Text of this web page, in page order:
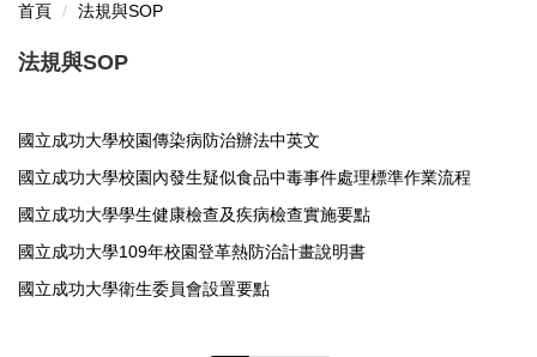
最新消息
行事曆
健康促進
健康餐飲
首頁 法規與SOP
法規與SOP
國立成功大學校園傳染病防治辦法中英文
國立成功大學校園內發生疑似食品中毒事件處理標準作業流程
國立成功大學學生健康檢查及疾病檢查實施要點
國立成功大學109年校園登革熱防治計畫說明書
國立成功大學衛生委員會設置要點